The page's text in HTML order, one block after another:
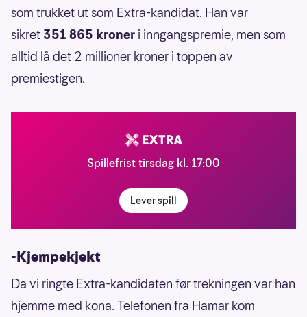
som trukket ut som Extra-kandidat. Han var
sikret 351 865 kroner i inngangspremie, men som
alltid lå det 2 millioner kroner i toppen av
premiestigen.
Spillefrist tirsdag kl. 17:00
Lever spill
-Kjempekjekt
Da vi ringte Extra-kandidaten før trekningen var han
hjemme med kona. Telefonen fra Hamar kom